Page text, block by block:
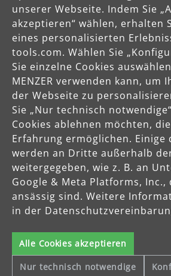
Käuferschutz
Servicezeiten
Mo-Do: 8-16 Uhr
Fr: 8-14 Uhr
Produkte
Service
Unternehmen
Celsiusstraße 20
unserer Webseite. Indem Sie
akzeptieren“ wählen, erhalten
eines personalisierten
tools.com. Wählen Sie
Sie einzelne Cookies
MENZER verwenden kann, um
der Webseite zu
Sie „Nur technisch
Cookies ablehnen möchten,
Erfahrung ermöglichen. Einige
werden an Dritte außerhalb
weitergegeben, wie z. B. an
Google & Meta Platforms, Inc.,
ansässig sind. Weitere
in der
Alle Cookies akzeptieren
Nur technisch notwendige